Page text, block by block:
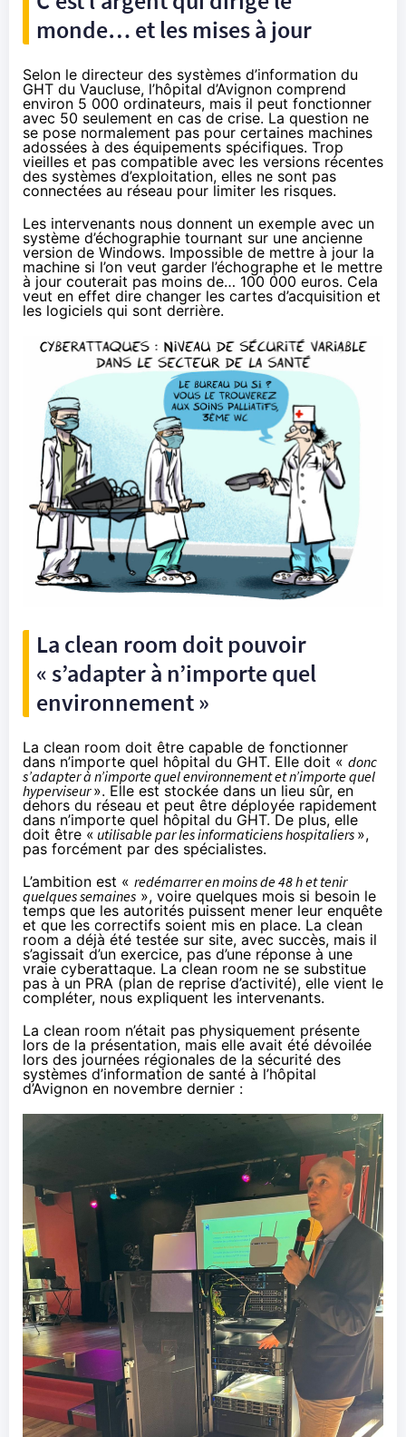
monde… et les mises à jour
Selon le directeur des systèmes d’information du
GHT du Vaucluse, l’hôpital d’Avignon comprend
environ 5 000 ordinateurs, mais il peut fonctionner
avec 50 seulement en cas de crise. La question ne
se pose normalement pas pour certaines machines
adossées à des équipements spécifiques. Trop
vieilles et pas compatible avec les versions récentes
des systèmes d’exploitation, elles ne sont pas
connectées au réseau pour limiter les risques.
Les intervenants nous donnent un exemple avec un
système d’échographie tournant sur une ancienne
version de Windows. Impossible de mettre à jour la
machine si l’on veut garder l’échographe et le mettre
à jour couterait pas moins de… 100 000 euros. Cela
veut en effet dire changer les cartes d’acquisition et
les logiciels qui sont derrière.
La clean room doit pouvoir
« s’adapter à n’importe quel
environnement »
La clean room doit être capable de fonctionner
dans n’importe quel hôpital du GHT. Elle doit « donc
s’adapter à n’importe quel environnement et n’importe quel
hyperviseur». Elle est stockée dans un lieu sûr, en
dehors du réseau et peut être déployée rapidement
dans n’importe quel hôpital du GHT. De plus, elle
doit être « utilisable par les informaticiens hospitaliers »,
pas forcément par des spécialistes.
L’ambition est « redémarrer en moins de 48 h et tenir
quelques semaines », voire quelques mois si besoin le
temps que les autorités puissent mener leur enquête
et que les correctifs soient mis en place. La clean
room a déjà été testée sur site, avec succès, mais il
s’agissait d’un exercice, pas d’une réponse à une
vraie cyberattaque. La clean room ne se substitue
pas à un PRA (plan de reprise d’activité), elle vient le
compléter, nous expliquent les intervenants.
La clean room n’était pas physiquement présente
lors de la présentation, mais elle avait été dévoilée
lors des journées régionales de la sécurité des
systèmes d’information de santé à l’hôpital
d’Avignon en novembre dernier :